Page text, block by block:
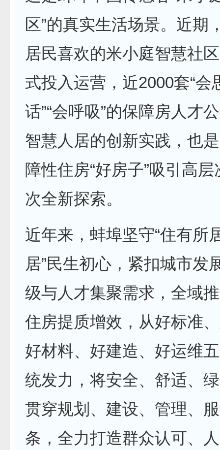
区”的真实生活场景。近期
居民喜欢的米小庭智慧社
式投入运营，近2000套“会
话”“会呼吸”的保障房人才
智慧人居的创新实践，也
障性住房“好房子”吸引高
次全新探索。
近年来，蚌埠坚守“住有所
居”民生初心，紧扣城市发
级与人才集聚需求，全域
住房提质增效，从好标准
好材料、好建造、好运维
统发力，将安全、舒适、
贯穿规划、建设、管理、
条，全力打造群众认可、